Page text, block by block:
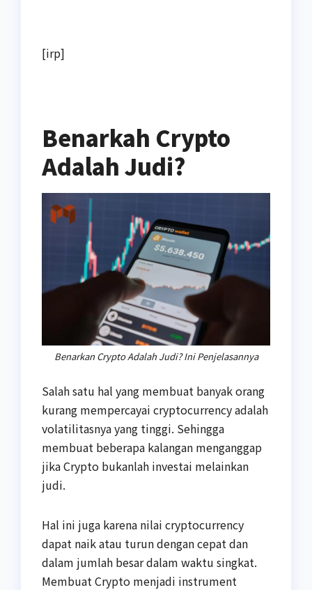
[irp]
Benarkah Crypto
Adalah Judi?
Benarkan Crypto Adalah Judi? Ini Penjelasannya
Salah satu hal yang membuat banyak orang
kurang mempercayai cryptocurrency adalah
volatilitasnya yang tinggi. Sehingga
membuat beberapa kalangan menganggap
jika Crypto bukanlah investai melainkan
judi.
Hal ini juga karena nilai cryptocurrency
dapat naik atau turun dengan cepat dan
dalam jumlah besar dalam waktu singkat.
Membuat Crypto menjadi instrument